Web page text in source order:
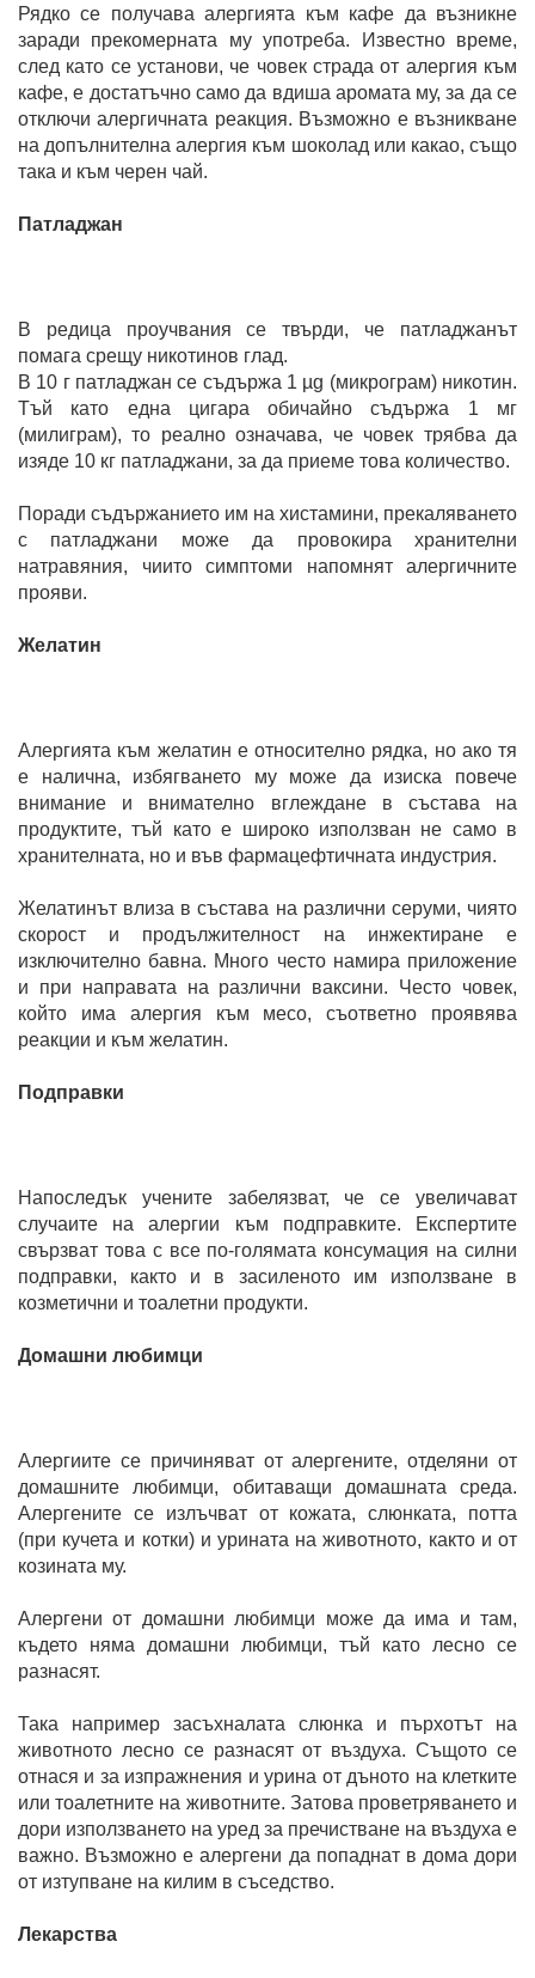
Рядко се получава алергията към кафе да възникне
заради прекомерната му употреба. Известно време,
след като се установи, че човек страда от алергия към
кафе, е достатъчно само да вдиша аромата му, за да се
отключи алергичната реакция. Възможно е възникване
на допълнителна алергия към шоколад или какао, също
така и към черен чай.
Патладжан
В редица проучвания се твърди, че патладжанът
помага срещу никотинов глад.
В 10 г патладжан се съдържа 1 µg (микрограм) никотин.
Тъй като една цигара обичайно съдържа 1 мг
(милиграм), то реално означава, че човек трябва да
изяде 10 кг патладжани, за да приеме това количество.
Поради съдържанието им на хистамини, прекаляването
с патладжани може да провокира хранителни
натравяния, чиито симптоми напомнят алергичните
прояви.
Желатин
Алергията към желатин е относително рядка, но ако тя
е налична, избягването му може да изиска повече
внимание и внимателно вглеждане в състава на
продуктите, тъй като е широко използван не само в
хранителната, но и във фармацефтичната индустрия.
Желатинът влиза в състава на различни серуми, чиято
скорост и продължителност на инжектиране е
изключително бавна. Много често намира приложение
и при направата на различни ваксини. Често човек,
който има алергия към месо, съответно проявява
реакции и към желатин.
Подправки
Напоследък учените забелязват, че се увеличават
случаите на алергии към подправките. Експертите
свързват това с все по-голямата консумация на силни
подправки, както и в засиленото им използване в
козметични и тоалетни продукти.
Домашни любимци
Алергиите се причиняват от алергените, отделяни от
домашните любимци, обитаващи домашната среда.
Алергените се излъчват от кожата, слюнката, потта
(при кучета и котки) и урината на животното, както и от
козината му.
Алергени от домашни любимци може да има и там,
където няма домашни любимци, тъй като лесно се
разнасят.
Така например засъхналата слюнка и пърхотът на
животното лесно се разнасят от въздуха. Същото се
отнася и за изпражнения и урина от дъното на клетките
или тоалетните на животните. Затова проветряването и
дори използването на уред за пречистване на въздуха е
важно. Възможно е алергени да попаднат в дома дори
от изтупване на килим в съседство.
Лекарства